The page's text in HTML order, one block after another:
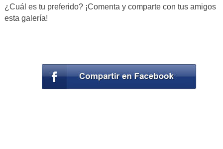
¿Cuál es tu preferido? ¡Comenta y comparte con tus amigos
esta galería!